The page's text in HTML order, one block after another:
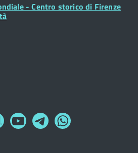
- Centro storico di Firenze
Collegamento
a
Collegamento
a
Collegamento
a
Collegamento
a